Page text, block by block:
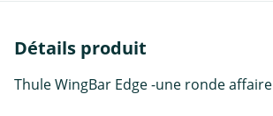
Détails produit
Thule WingBar Edge -une ronde affaire